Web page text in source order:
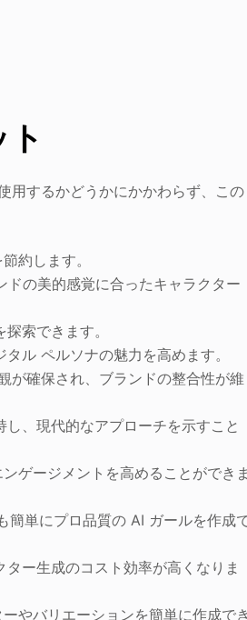
用するかどうかにかかわらず、この
約します。
の美的感覚に合ったキャラクター
索できます。
ル ペルソナの魅力を高めます。
が確保され、ブランドの整合性が維
、現代的なアプローチを示すこと
ゲージメントを高めることができ
簡単にプロ品質の AI ガールを作成
ー生成のコスト効率が高くなりま
やバリエーションを簡単に作成で